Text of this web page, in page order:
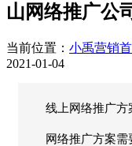
山网络推广公
当前位置： 小禹营销
2021-01-04
线上网络推广方
网络推广方案